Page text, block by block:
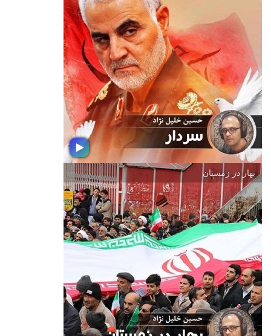
این راه بی نهایت ( راهیان نور )
كاش همگان بدانند در این شوریده فضای
فرهنگی، جز شهدا كسی نیست كه جان
تشنه نوجوانان ما را سیراب از چشمه
زلال و بیكران عشق و معرفت كند و
گاهی تنهای تنهای تنها می مانند... با ما در
اردوی راهیان همراه باشید
سردار
خط خون نقطه ی پایان سلیمانی نیست
بهراسید كه این اول بسم الله است در
اندوه فراق سردار شهید سپهبد قاسم
سلیمانی شنونده این مجموعه موسیقی
باشید.
بهار در زمستان